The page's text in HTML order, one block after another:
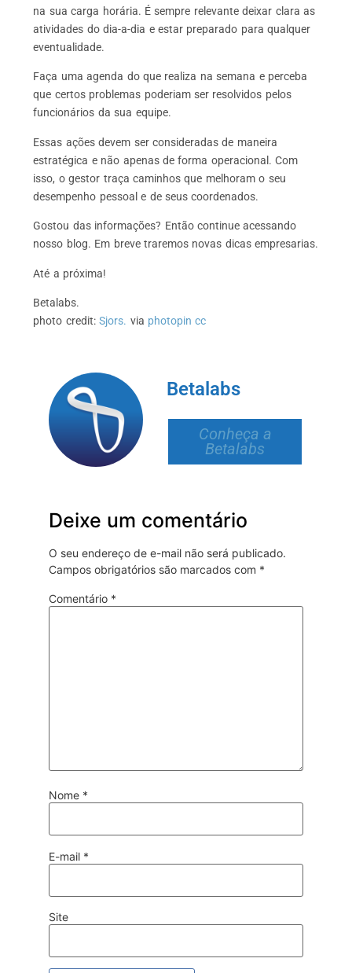
na sua carga horária. É sempre relevante deixar clara as
atividades do dia-a-dia e estar preparado para qualquer
eventualidade.
Faça uma agenda do que realiza na semana e perceba
que certos problemas poderiam ser resolvidos pelos
funcionários da sua equipe.
Essas ações devem ser consideradas de maneira
estratégica e não apenas de forma operacional. Com
isso, o gestor traça caminhos que melhoram o seu
desempenho pessoal e de seus coordenados.
Gostou das informações? Então continue acessando
nosso blog. Em breve traremos novas dicas empresarias.
Até a próxima!
Betalabs.
photo credit:Sjors. via photopin cc
Betalabs
Conheça a
Betalabs
Deixe um comentário
O seu endereço de e-mail não será publicado.
Campos obrigatórios são marcados com *
Comentário *
Nome *
E-mail *
Site